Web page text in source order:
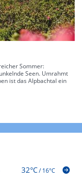
Sommer:
Seen. Umrahmt
ist das Alpbachtal ein
32°C/16°C